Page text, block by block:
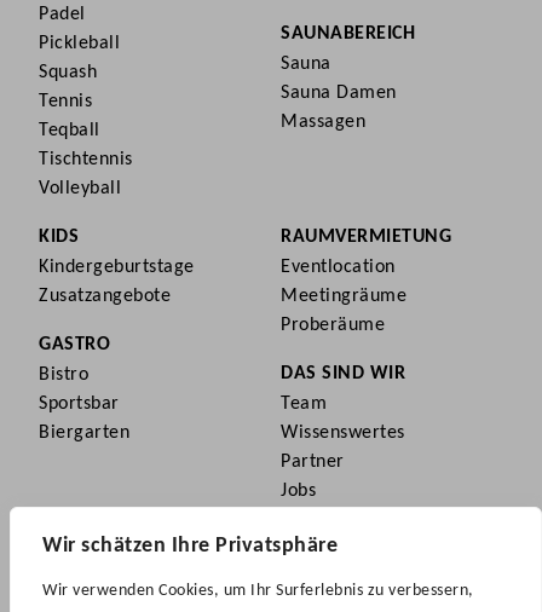
Wir schätzen Ihre Privatsphäre
Wir verwenden Cookies, um Ihr Surferlebnis zu verbessern,
Padel
Pickleball
Squash
Tennis
Teqball
Tischtennis
Volleyball
SAUNABEREICH
Sauna
Sauna Damen
Massagen
KIDS
Kindergeburtstage
Zusatzangebote
GASTRO
Bistro
Sportsbar
Biergarten
RAUMVERMIETUNG
Eventlocation
Meetingräume
Proberäume
DAS SIND WIR
Team
Wissenswertes
Partner
Jobs